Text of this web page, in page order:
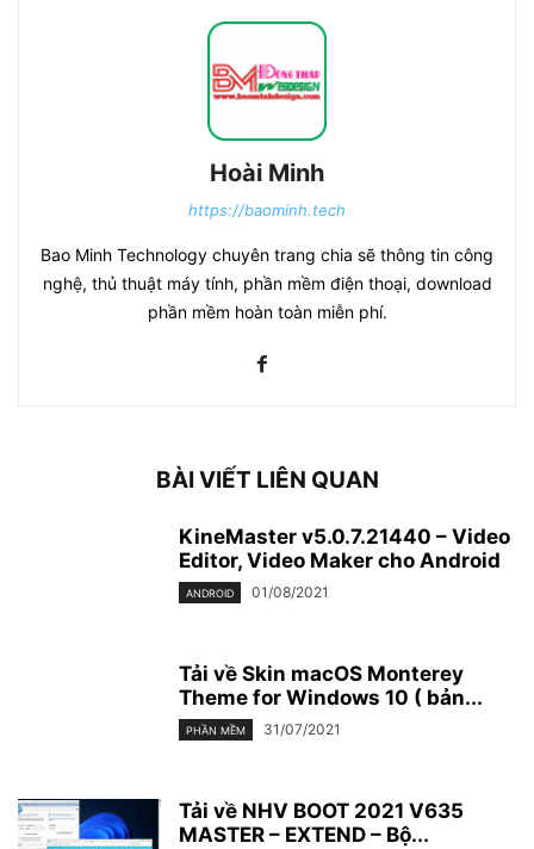
Hoài Minh
https://baominh.tech
Bao Minh Technology chuyên trang chia sẽ thông tin công
nghệ, thủ thuật máy tính, phần mềm điện thoại, download
phần mềm hoàn toàn miễn phí.
BÀI VIẾT LIÊN QUAN
KineMaster v5.0.7.21440 – Video
Editor, Video Maker cho Android
ANDROID 01/08/2021
Tải về Skin macOS Monterey
Theme for Windows 10 ( bản...
PHẦN MỀM 31/07/2021
Tải về NHV BOOT 2021 V635
MASTER – EXTEND – Bộ...